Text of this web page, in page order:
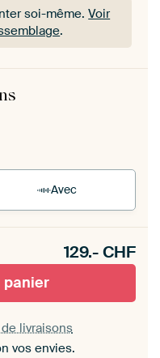
soi-même.Voir
.
soi-même.Voir
Avec
set.
129.-CHF
panier
livraisons
vos envies.